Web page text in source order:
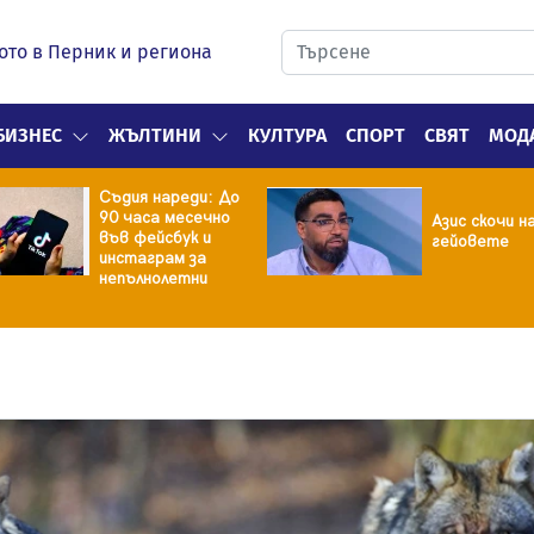
в Перник и региона
ЖЪЛТИНИ КУЛТУРА СПОРТ СВЯТ
Съдия нареди: До
90 часа месечно
във фейсбук и
инстаграм за
непълнолетни
Азис скочи
гейовете